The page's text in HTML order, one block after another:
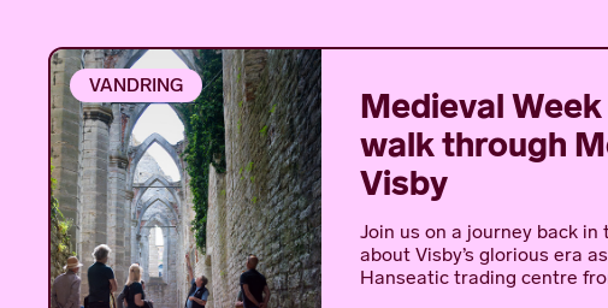
VANDRING
Medieval
walk through
Visby
Join us on a journey back in
about Visby’s glorious era
Hanseatic trading centre